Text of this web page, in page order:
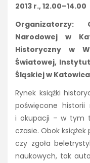
2013 r., 12.00–14.00
Organizatorzy:
Narodowej w
Historyczny w
Światowej,
Śląskiej w
Rynek książki
poświęcone historii
i okupacji – w tym
czasie. Obok
czy zgoła
naukowych, tak